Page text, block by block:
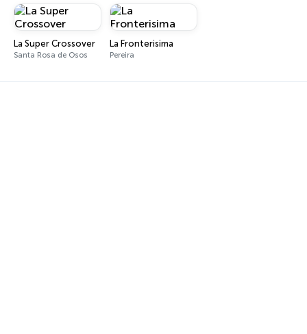
La Super Crossover
Santa Rosa de Osos
La Fronterisima
Pereira